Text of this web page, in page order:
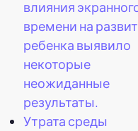
влияния
времени на
ребенка выявило
некоторые
неожиданные
результаты.
Утрата среды